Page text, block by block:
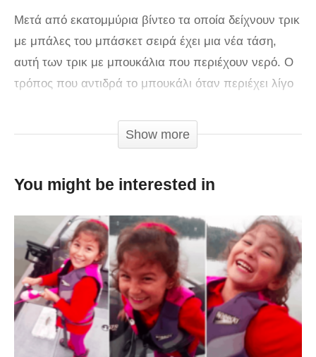
Μετά από εκατομμύρια βίντεο τα οποία δείχνουν τρικ
με μπάλες του μπάσκετ σειρά έχει μια νέα τάση,
αυτή των τρικ με μπουκάλια που περιέχουν νερό. Ο
τρόπος που αντιδρά το μπουκάλι όταν περιέχει λίγο
κόλπα και η ομάδα του Dude Perfect μας δείχνει
otherside.gr
Show more
You might be interested in